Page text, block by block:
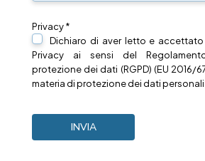
Privacy *
Dichiaro di aver letto e accettato
Privacy ai sensi del
protezione dei dati (RGPD) (EU 2016/
materia di protezione dei dati